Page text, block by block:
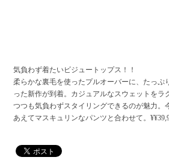
気負わず着たいビジュートップス！！
柔らかな裏毛を使ったプルオーバーに、たっぷ
った新作が到着。カジュアルなスウェットをラ
つつも気負わずスタイリングできるのが魅力。
あえてマスキュリンなパンツと合わせて。